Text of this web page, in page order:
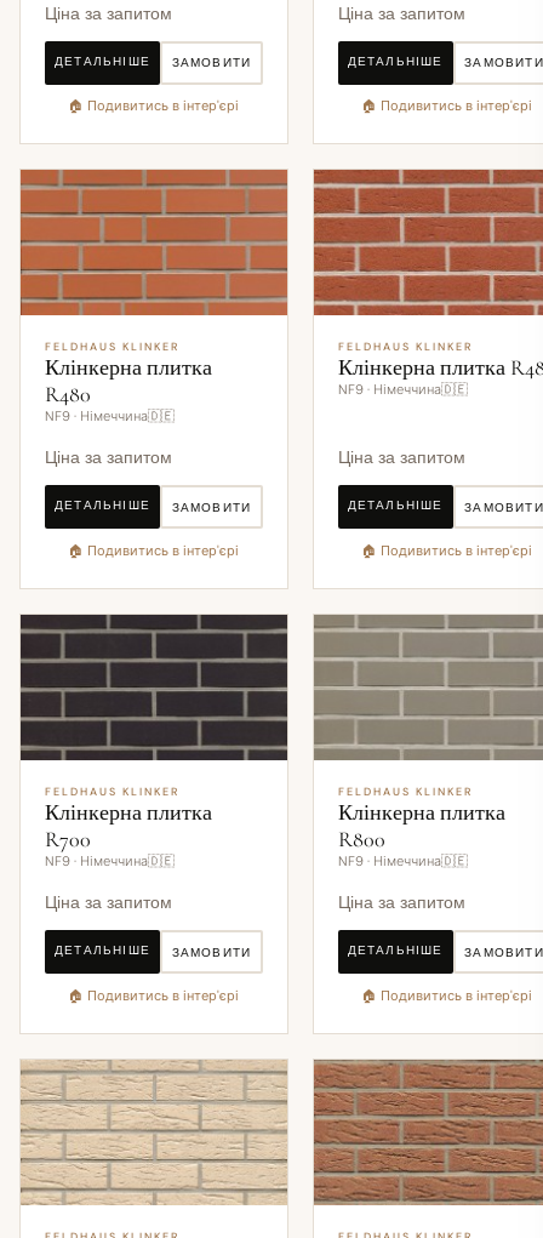
Ціна за запитом
ДЕТАЛЬНІШЕ ЗАМОВИТИ
🏠 Подивитись в інтер'єрі
Ціна за запитом
ДЕТАЛЬНІШЕ ЗАМОВИТИ
🏠 Подивитись в інтер'єрі
FELDHAUS KLINKER
Клінкерна плитка
R480
NF9 · Німеччина🇩🇪
Ціна за запитом
ДЕТАЛЬНІШЕ ЗАМОВИТИ
🏠 Подивитись в інтер'єрі
FELDHAUS KLINKER
Клінкерна плитка
NF9 · Німеччина🇩🇪
Ціна за запитом
ДЕТАЛЬНІШЕ ЗАМОВИТИ
🏠 Подивитись в інтер'єрі
FELDHAUS KLINKER
Клінкерна плитка
R700
NF9 · Німеччина🇩🇪
Ціна за запитом
ДЕТАЛЬНІШЕ ЗАМОВИТИ
🏠 Подивитись в інтер'єрі
FELDHAUS KLINKER
Клінкерна плитка
R800
NF9 · Німеччина🇩🇪
Ціна за запитом
ДЕТАЛЬНІШЕ ЗАМОВИТИ
🏠 Подивитись в інтер'єрі